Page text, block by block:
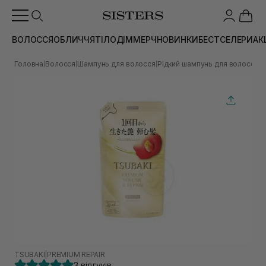
ВОЛОССЯОБЛИЧЧЯТІЛОДІММЕРЧНОВИНКИБЕСТСЕЛЕРИ
Головна Волосся Шампунь для волосся Рідкий шампунь для волосся
TSUBAKI PREMIUM REPAIR